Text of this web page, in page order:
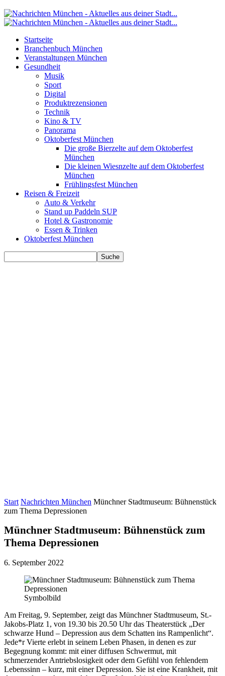
Startseite
Branchenbuch München
Veranstaltungen München
Gesundheit
Musik
Sport
Digital
Produktrezensionen
Technik
Kino & TV
Panorama
Oktoberfest München
Die große Bierzelte auf dem Oktoberfest
München
Die kleinen Wiesnzelte auf dem Oktoberfest
München
Frühlingsfest München
Reisen & Freizeit
Auto & Verkehr
Stand up Paddeln SUP
Hotel & Gastronomie
Essen & Trinken
Oktoberfest München
Start Nachrichten München Münchner Stadtmuseum: Bühnenstück
zum Thema Depressionen
Münchner Stadtmuseum: Bühnenstück zum
Thema Depressionen
6. September 2022
Symbolbild
Am Freitag, 9. September, zeigt das Münchner Stadtmuseum, St.-
Jakobs-Platz 1, von 19.30 bis 20.50 Uhr das Theaterstück „Der
schwarze Hund – Depression aus dem Schatten ins Rampenlicht“.
Jede*r Vierte erlebt in seinem Leben Phasen, in denen es zur
Begegnung kommt: mit einer diffusen Schwermut, mit
schmerzender Antriebslosigkeit oder dem Gefühl von fehlendem
Lebenssinn – kurz, mit einer Depression. Sie ist eine Krankheit, mit